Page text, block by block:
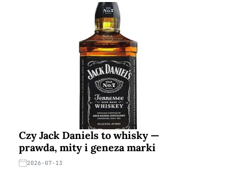
Czy Jack Daniels to whisky —
prawda, mity i geneza marki
2026-07-13